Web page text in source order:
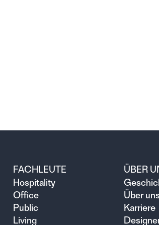
FACHLEUTE
Hospitality
Office
Public
Living
ÜBER
Über
Karriere